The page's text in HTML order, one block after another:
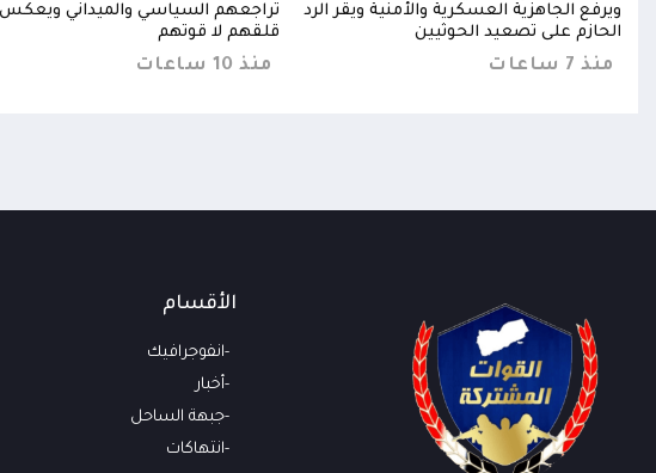
ويرفع الجاهزية العسكرية والأمنية ويقر الرد
الحازم على تصعيد الحوثيين
منذ 7 ساعات
تراجعهم السياسي والميداني ويعكس
قلقهم لا قوتهم
منذ 10 ساعات
الأقسام
انفوجرافيك
أخبار
جبهة الساحل
انتهاكات